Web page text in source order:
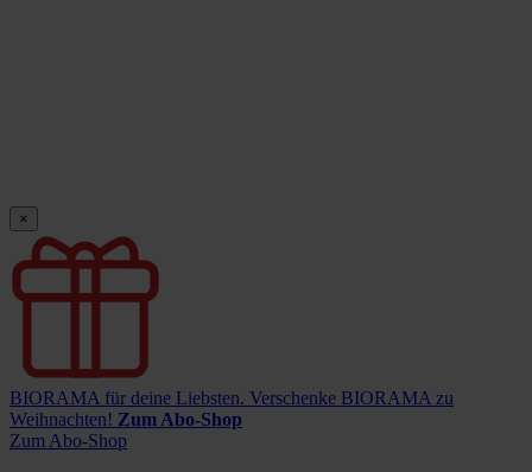
×
BIORAMA für deine Liebsten. Verschenke BIORAMA zu
Weihnachten! Zum Abo-Shop
Zum Abo-Shop